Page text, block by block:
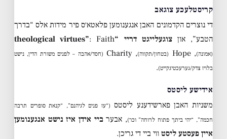
קריסטלעכע צוגאב
די נוצרים הקדמונים האבן אנגענומען פלאטא׳ס פיר מידות אלס “בדרך
הטבע”, אוןצוגעלייגט דריי “theological virtues”: Faith
(אמונה), Hope (בטחון/תקווה), Charity
(חסד/אהבה – לפנים משורת הדין, נישט
בלויז צדק/גערעכטיגקייט).
אידישע ליסטס
משניות האבן פארשידענע ליסטס (“עז פנים לגיהנם”, “קנאת סופרים תרבה
חכמה”, “יהי ביתך פתוח לרוחה” וכו׳), אבערביי אידן איז נישט אנגענומען
איין פעסטע ליסט ווי ביי די גריכן.